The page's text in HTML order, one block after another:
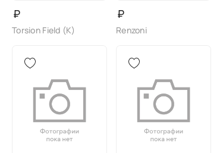
₽
Torsion Field (K)
₽
Renzoni